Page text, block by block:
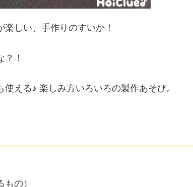
しい、手作りのすいか！
！
える♪ 楽しみ方いろいろの製作あそび。
の）